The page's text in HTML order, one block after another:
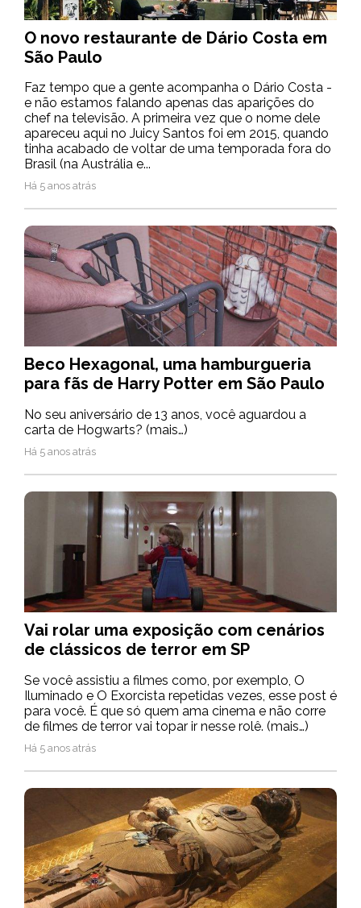
O novo restaurante de Dário Costa em
São Paulo
Faz tempo que a gente acompanha o Dário Costa -
e não estamos falando apenas das aparições do
chef na televisão. A primeira vez que o nome dele
apareceu aqui no Juicy Santos foi em 2015, quando
tinha acabado de voltar de uma temporada fora do
Brasil (na Austrália e...
Há 5 anos atrás
Beco Hexagonal, uma hamburgueria
para fãs de Harry Potter em São Paulo
No seu aniversário de 13 anos, você aguardou a
carta de Hogwarts? (mais…)
Há 5 anos atrás
Vai rolar uma exposição com cenários
de clássicos de terror em SP
Se você assistiu a filmes como, por exemplo, O
Iluminado e O Exorcista repetidas vezes, esse post é
para você. É que só quem ama cinema e não corre
de filmes de terror vai topar ir nesse rolê. (mais…)
Há 5 anos atrás